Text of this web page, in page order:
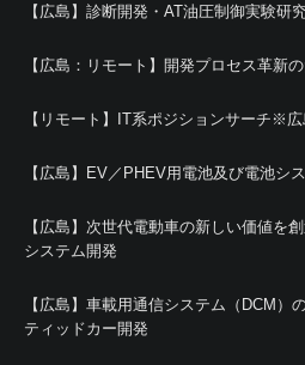
【広島】診断開発・AT油圧制御実験研
【広島：リモート】開発プロセス革新
【リモート】IT系ポジションサーチ※
【広島】EV／PHEV用電池及び電池シ
【広島】次世代電動車の新しい価値を
システム開発
【広島】車載用通信システム（DCM
ティッドカー開発